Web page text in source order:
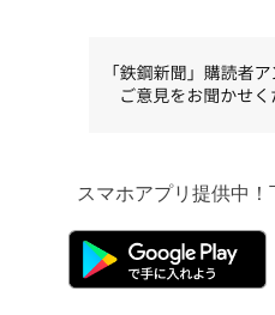
スマホアプリ提供中